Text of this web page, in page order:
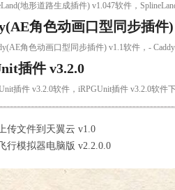
地形道路生成插件) v1.047软件，
角色动画口型同步插件)
角色动画口型同步插件) v1.1软件，-
插件 v3.2.0
插件 v3.2.0软件，iRPGUnit插件 v3.2.0软件
传文件到天翼云 v1.0
行模拟器电脑版 v2.2.0.0